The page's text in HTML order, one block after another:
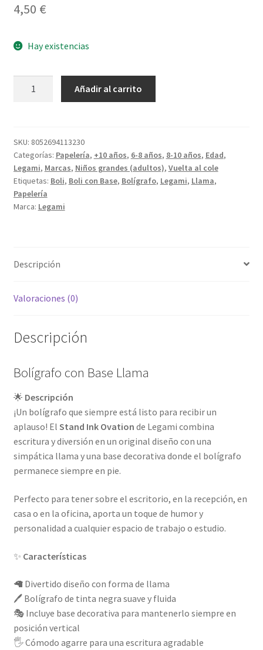
4,50 €
Hay existencias
cantidad
Añadir al carrito
SKU: 8052694113230
Categorías: Papelería, +10 años, 6-8 años, 8-10 años, Edad,
Legami, Marcas, Niños grandes (adultos), Vuelta al cole
Etiquetas: Boli, Boli con Base, Bolígrafo, Legami, Llama,
Papelería
Marca: Legami
Descripción
Valoraciones (0)
Descripción
Bolígrafo con Base Llama
🌟 Descripción
¡Un bolígrafo que siempre está listo para recibir un
aplauso! El Stand Ink Ovation de Legami combina
escritura y diversión en un original diseño con una
simpática llama y una base decorativa donde el bolígrafo
permanece siempre en pie.
Perfecto para tener sobre el escritorio, en la recepción, en
casa o en la oficina, aporta un toque de humor y
personalidad a cualquier espacio de trabajo o estudio.
✨ Características
🦙 Divertido diseño con forma de llama
🖊️ Bolígrafo de tinta negra suave y fluida
🎭 Incluye base decorativa para mantenerlo siempre en
posición vertical
🖐️ Cómodo agarre para una escritura agradable